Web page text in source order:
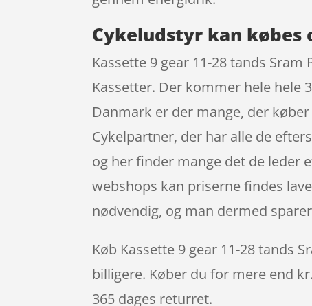
Cykeludstyr kan
Kassette 9 gear 11-28 tands
Kassetter. Der kommer hele hele
Danmark er der mange, der
Cykelpartner, der har alle de
og her finder mange det de leder
webshops kan priserne findes
nødvendig, og man dermed
Køb Kassette 9 gear 11-28 tands
billigere. Køber du for mere end
365 dages returret.